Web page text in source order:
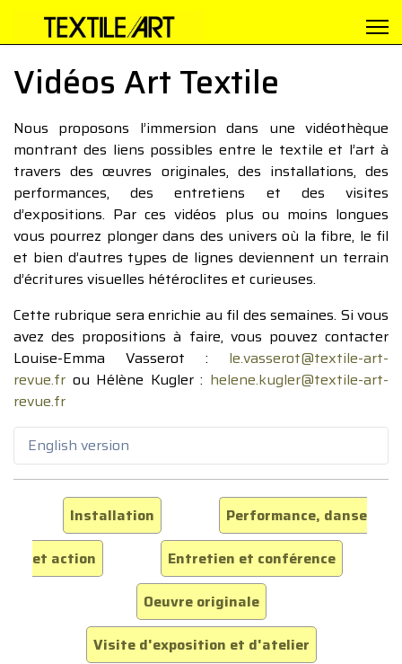
Vidéos Art Textile
Nous proposons l’immersion dans une vidéothèque
montrant des liens possibles entre le textile et l’art à
travers des œuvres originales, des installations, des
performances, des entretiens et des visites
d’expositions. Par ces vidéos plus ou moins longues
vous pourrez plonger dans des univers où la fibre, le fil
et bien d’autres types de lignes deviennent un terrain
d’écritures visuelles hétéroclites et curieuses.
Cette rubrique sera enrichie au fil des semaines. Si vous
avez des propositions à faire, vous pouvez contacter
Louise-Emma Vasserot : le.vasserot@textile-art-
revue.fr ou Hélène Kugler : helene.kugler@textile-art-
revue.fr
English version
Installation
Performance, danse
et action
Entretien et conférence
Oeuvre originale
Visite d'exposition et d'atelier